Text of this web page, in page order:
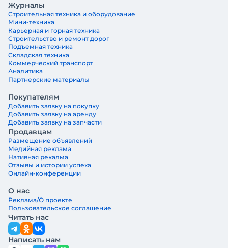
Журналы
Строительная техника и оборудование
Мини-техника
Карьерная и горная техника
Строительство и ремонт дорог
Подъемная техника
Складская техника
Коммерческий транспорт
Аналитика
Партнерские материалы
Покупателям
Добавить заявку на покупку
Добавить заявку на аренду
Добавить заявку на запчасти
Продавцам
Размещение объявлений
Медийная реклама
Нативная рекалма
Отзывы и истории успеха
Онлайн-конференции
О нас
Реклама/О проекте
Пользовательское соглашение
Читать нас
Написать нам